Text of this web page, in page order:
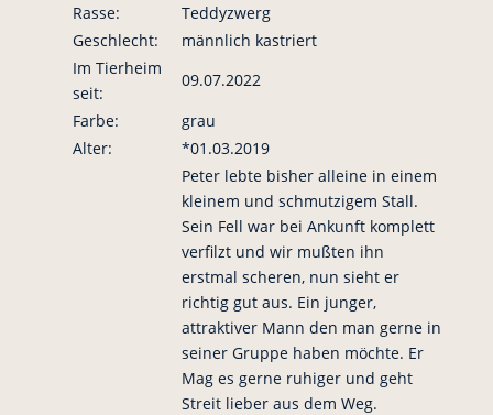
Rasse:
Teddyzwerg
Geschlecht:
männlich kastriert
Im Tierheim
seit:
09.07.2022
Farbe:
grau
Alter:
*01.03.2019
Peter lebte bisher alleine in einem
kleinem und schmutzigem Stall.
Sein Fell war bei Ankunft komplett
verfilzt und wir mußten ihn
erstmal scheren, nun sieht er
richtig gut aus. Ein junger,
attraktiver Mann den man gerne in
seiner Gruppe haben möchte. Er
Mag es gerne ruhiger und geht
Streit lieber aus dem Weg.